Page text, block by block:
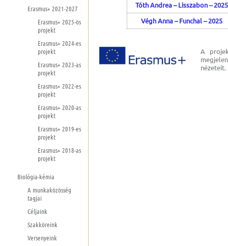
Erasmus+ 2021-2027
Erasmus+ 2025-ös
projekt
Erasmus+ 2024-es
projekt
Erasmus+ 2023-as
projekt
Erasmus+ 2022-es
projekt
Erasmus+ 2020-as
projekt
Erasmus+ 2019-es
projekt
Erasmus+ 2018-as
projekt
Biológia-kémia
A munkaközösség
tagjai
Céljaink
Szakköreink
Versenyeink
Tóth Andrea – Lisszabon – 2025
Végh Anna – Funchal – 2025
A
nézeteit.